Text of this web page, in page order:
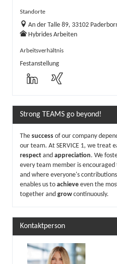
Standorte
An der Talle 89, 33102
Hybrides Arbeiten
Arbeitsverhältnis
Festanstellung
Strong TEAMS go beyond!
The success of our company
our team. At SERVICE 1, we treat
respect and appreciation. We
every team member is
and where everyone's
enables us to achieve even the
together and growcontinuously.
Kontaktperson